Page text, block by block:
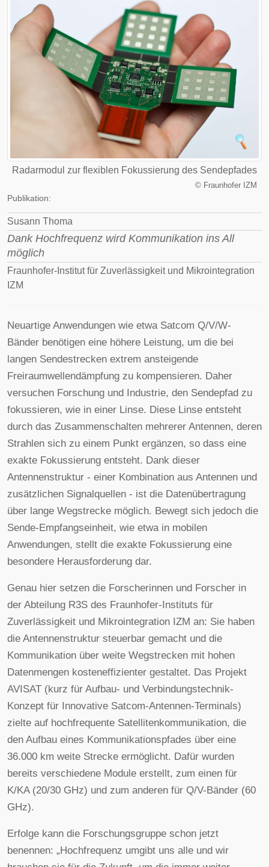
Radarmodul zur flexiblen Fokussierung des Sendepfades
© Fraunhofer IZM
Publikation:
Susann Thoma
Dank Hochfrequenz wird Kommunikation ins All
möglich
Fraunhofer-Institut für Zuverlässigkeit und Mikrointegration
IZM
Neuartige Anwendungen wie etwa Satcom Q/V/W-
Bänder benötigen eine höhere Leistung, um die bei
langen Sendestrecken extrem ansteigende
Freiraumwellendämpfung zu kompensieren. Daher
versuchen Forschung und Industrie, den Sendepfad zu
fokussieren, wie in einer Linse. Diese Linse entsteht
durch das Zusammenschalten mehrerer Antennen, deren
Strahlen sich zu einem Punkt ergänzen, so dass eine
exakte Fokussierung entsteht. Dank dieser
Antennenstruktur - einer Kombination aus Antennen und
zusätzlichen Signalquellen - ist die Datenübertragung
über lange Wegstrecke möglich. Bewegt sich jedoch die
Sende-Empfangseinheit, wie etwa in mobilen
Anwendungen, stellt die exakte Fokussierung eine
besondere Herausforderung dar.
Genau hier setzen die Forscherinnen und Forscher in
der Abteilung R3S des Fraunhofer-Instituts für
Zuverlässigkeit und Mikrointegration IZM an: Sie haben
die Antennenstruktur steuerbar gemacht und die
Kommunikation über weite Wegstrecken mit hohen
Datenmengen kosteneffizienter gestaltet. Das Projekt
AVISAT (kurz für Aufbau- und Verbindungstechnik-
Konzept für Innovative Satcom-Antennen-Terminals)
zielte auf hochfrequente Satellitenkommunikation, die
den Aufbau eines Kommunikationspfades über eine
36.000 km weite Strecke ermöglicht. Dafür wurden
bereits verschiedene Module erstellt, zum einen für
K/KA (20/30 GHz) und zum anderen für Q/V-Bänder (60
GHz).
Erfolge kann die Forschungsgruppe schon jetzt
benennen: „Hochfrequenz umgibt uns alle und wir